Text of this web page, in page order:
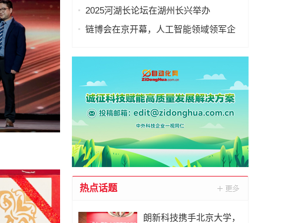
科技论坛，共同探讨医疗科技企业出海
2025河湖长论坛在湖州长兴举办
链博会在京开幕，人工智能领域领军企
热点话题
朗新科技携手北京大学，